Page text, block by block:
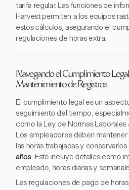
tarifa regular. Las funciones de
Harvest permiten a los equipos
estos cálculos, asegurando el
regulaciones de horas extra.
Navegando el Cumplimiento
Mantenimiento de Registros
El cumplimiento legal es un
seguimiento del tiempo,
como la Ley de Normas Laborales
Los empleadores deben
las horas trabajadas y
años. Esto incluye detalles como
empleado, horas diarias y
Las regulaciones de pago de